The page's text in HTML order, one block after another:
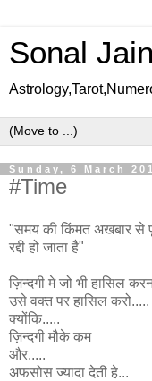
Sonal Jain
Sunday, 6 March
#Time
"समय की किंमत अखबार से
रद्दी हो जाता है"
ज़िन्दगी मे जो भी हासिल
उसे वक्त पर हासिल करो.....
क्योंकि.....
ज़िन्दगी मौके कम
और.....
अफसोस ज्यादा देती हे...